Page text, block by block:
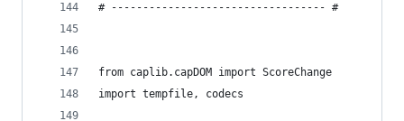
# ---------------------------------- #
from caplib.capDOM import ScoreChange
import tempfile, codecs